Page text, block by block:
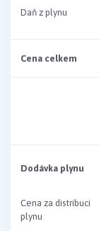
Daň z plynu
Cena celkem
Dodávka plynu
Cena za distribuci
plynu